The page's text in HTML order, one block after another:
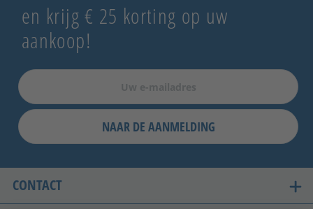
en krijg € 25 korting op uw
aankoop!
NAAR DE AANMELDING
CONTACT